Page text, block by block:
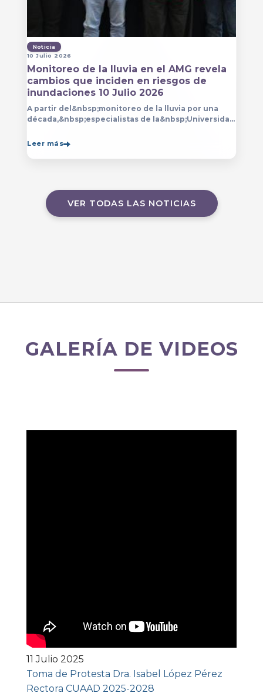
Noticia
10 Julio 2026
Monitoreo de la lluvia en el AMG revela
cambios que inciden en riesgos de
inundaciones 10 Julio 2026
A partir del&nbsp;monitoreo de la lluvia por una
década,&nbsp;especialistas de la&nbsp;Universidad
Leer más
VER TODAS LAS NOTICIAS
GALERÍA DE VIDEOS
11 Julio 2025
Toma de Protesta Dra. Isabel López Pérez
Rectora CUAAD 2025-2028